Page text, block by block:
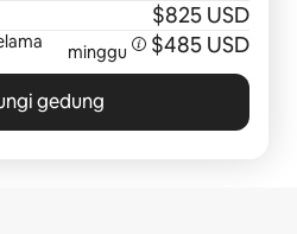
$825 USD
minggu $485 USD
gedung